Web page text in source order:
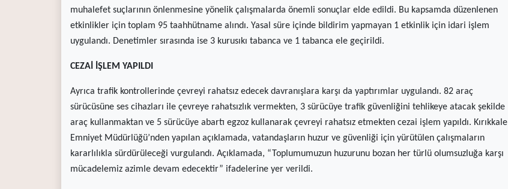
muhalefet suçlarının önlenmesine yönelik çalışmalarda önemli sonuçlar elde edildi. Bu kapsamda düzenlenen
etkinlikler için toplam 95 taahhütname alındı. Yasal süre içinde bildirim yapmayan 1 etkinlik için idari işlem
uygulandı. Denetimler sırasında ise 3 kurusıkı tabanca ve 1 tabanca ele geçirildi.
CEZAİ İŞLEM YAPILDI
Ayrıca trafik kontrollerinde çevreyi rahatsız edecek davranışlara karşı da yaptırımlar uygulandı. 82 araç
sürücüsüne ses cihazları ile çevreye rahatsızlık vermekten, 3 sürücüye trafik güvenliğini tehlikeye atacak şekilde
araç kullanmaktan ve 5 sürücüye abartı egzoz kullanarak çevreyi rahatsız etmekten cezai işlem yapıldı. Kırıkkale
Emniyet Müdürlüğü’nden yapılan açıklamada, vatandaşların huzur ve güvenliği için yürütülen çalışmaların
kararlılıkla sürdürüleceği vurgulandı. Açıklamada, “Toplumumuzun huzurunu bozan her türlü olumsuzluğa karşı
mücadelemiz azimle devam edecektir” ifadelerine yer verildi.